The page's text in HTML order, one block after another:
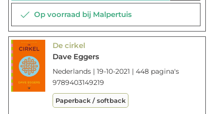
Op voorraad bij Malpertuis
De cirkel
Dave Eggers
Nederlands | 19-10-2021 | 448 pagina's
9789403149219
Paperback / softback